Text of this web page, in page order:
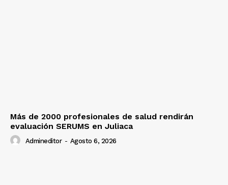
Más de 2000 profesionales de salud rendirán
evaluación SERUMS en Juliaca
Admineditor - Agosto 6, 2026